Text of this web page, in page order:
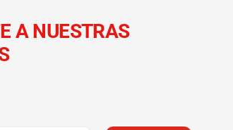
A NUESTRAS